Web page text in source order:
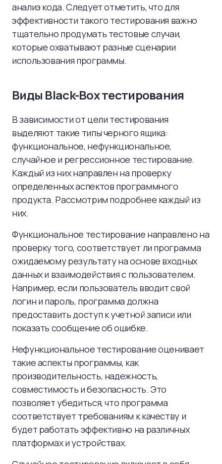
анализ кода. Следует отметить, что для
эффективности такого тестирования важно
тщательно продумать тестовые случаи,
которые охватывают разные сценарии
использования программы.
Виды Black-Box тестирования
В зависимости от цели тестирования
выделяют такие типы черного ящика:
функциональное, нефункциональное,
случайное и регрессионное тестирование.
Каждый из них направлен на проверку
определенных аспектов программного
продукта. Рассмотрим подробнее каждый из
них.
Функциональное тестирование направлено на
проверку того, соответствует ли программа
ожидаемому результату на основе входных
данных и взаимодействия с пользователем.
Например, если пользователь вводит свой
логин и пароль, программа должна
предоставить доступ к учетной записи или
показать сообщение об ошибке.
Нефункциональное тестирование оценивает
такие аспекты программы, как
производительность, надежность,
совместимость и безопасность. Это
позволяет убедиться, что программа
соответствует требованиям к качеству и
будет работать эффективно на различных
платформах и устройствах.